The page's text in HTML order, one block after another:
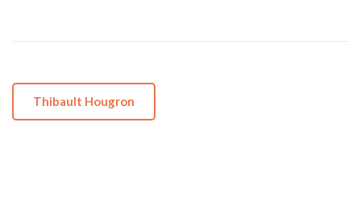
Thibault Hougron